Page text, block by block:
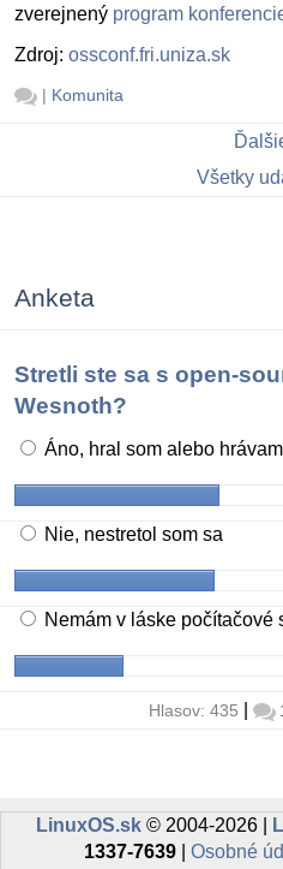
zverejnený program
Zdroj: ossconf.fri.uniza.sk
| Komunita
Všetky
Anketa
Stretli ste sa s open-
Wesnoth?
Áno, hral som alebo hrávam
Nie, nestretol som sa
Nemám v láske počítačové
Hlasov: 435
LinuxOS.sk© 2004-2026 |
1337-7639| Osobné